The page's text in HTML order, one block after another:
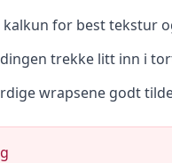
for best tekstur
trekke litt inn i
wrapsene godt